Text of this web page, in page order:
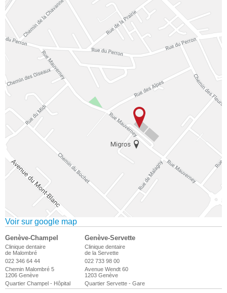
Voir sur google map
Genève-Champel
Clinique dentaire
de Malombré
022 346 64 44
Chemin Malombré 5
1206 Genève
Quartier Champel - Hôpital
Genève-Servette
Clinique dentaire
de la Servette
022 733 98 00
Avenue Wendt 60
1203 Genève
Quartier Servette - Gare